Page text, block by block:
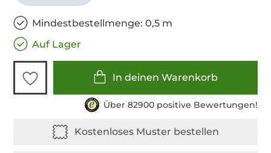
Mindestbestellmenge: 0,5 m
Auf Lager
In deinen Warenkorb
Über 82900 positive Bewertungen!